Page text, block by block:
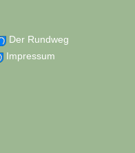
Der Rundweg
Impressum